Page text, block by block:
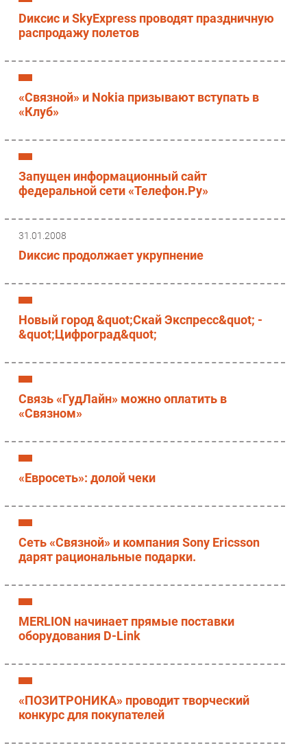
Dиксис и SkyExpress проводят праздничную
распродажу полетов
«Связной» и Nokia призывают вступать в
«Клуб»
Запущен информационный сайт
федеральной сети «Телефон.Ру»
31.01.2008
Dиксис продолжает укрупнение
Новый город &quot;Скай Экспресс&quot; -
&quot;Цифроград&quot;
Связь «ГудЛайн» можно оплатить в
«Связном»
«Евросеть»: долой чеки
Сеть «Связной» и компания Sony Ericsson
дарят рациональные подарки.
MERLION начинает прямые поставки
оборудования D-Link
«ПОЗИТРОНИКА» проводит творческий
конкурс для покупателей